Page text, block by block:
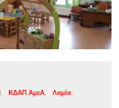
ΚΔΑΠ ΑμεΑ
Λαμία